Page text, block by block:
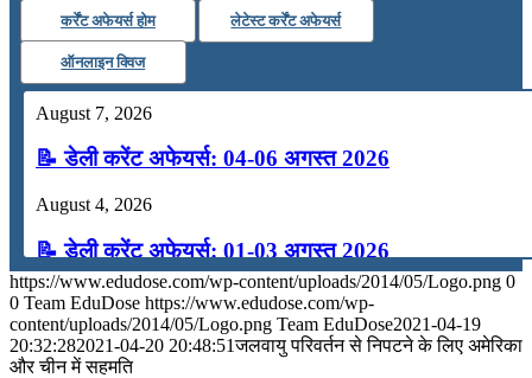
कर्रेंट अफेयर्स होम लेटेस्ट कर्रेंट अफेयर्स
ऑनलाइन क्विज
August 7, 2026
📝 डेली करेंट अफेयर्स: 04-06 अगस्त 2026
August 4, 2026
📝 डेली करेंट अफेयर्स: 01-03 अगस्त 2026
July 31, 2026
📝 डेली करेंट अफेयर्स: 28-31 जुलाई 2026
https://www.edudose.com/wp-content/uploads/2014/05/Logo.png 0
0 Team EduDose https://www.edudose.com/wp-
content/uploads/2014/05/Logo.png Team EduDose2021-04-19
20:32:282021-04-20 20:48:51जलवायु परिवर्तन से निपटने के लिए अमेरिका
और चीन में सहमति